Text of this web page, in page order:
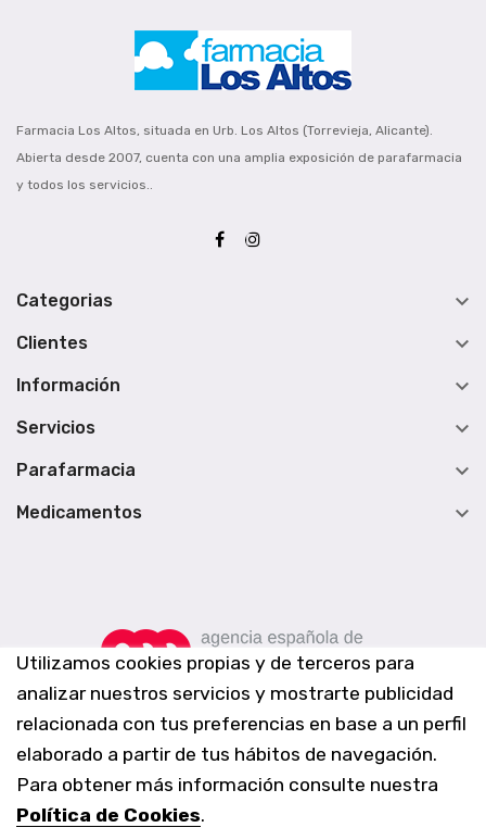
Utilizamos cookies propias y de terceros para
analizar nuestros servicios y mostrarte publicidad
relacionada con tus preferencias en base a un perfil
elaborado a partir de tus hábitos de navegación.
Para obtener más información consulte nuestra
Política de Cookies.
Farmacia Los Altos, situada en Urb. Los Altos (Torrevieja, Alicante).
Abierta desde 2007, cuenta con una amplia exposición de parafarmacia
y todos los servicios..
Categorias 
Clientes 
Información 
Servicios 
Parafarmacia 
Medicamentos 